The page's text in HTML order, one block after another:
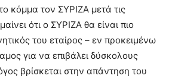
κόμμα τον ΣΥΡΙΖΑ μετά τις
ότι ο ΣΥΡΙΖΑ θα είναι πιο
του εταίρος – εν προκειμένω
για να επιβάλει δύσκολους
βρίσκεται στην απάντηση του